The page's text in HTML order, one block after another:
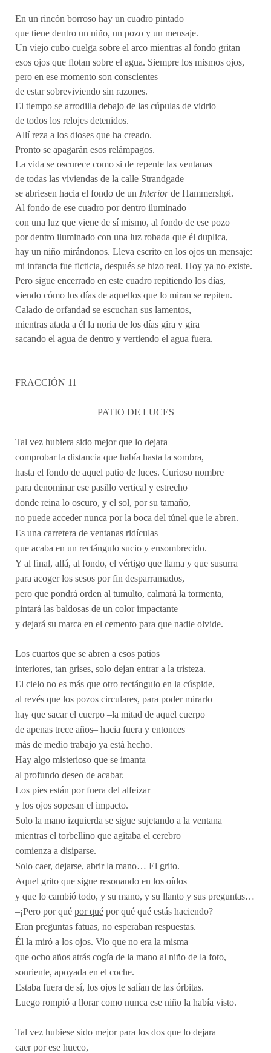
En un rincón borroso hay un cuadro pintado
que tiene dentro un niño, un pozo y un mensaje.
Un viejo cubo cuelga sobre el arco mientras al fondo gritan
esos ojos que flotan sobre el agua. Siempre los mismos ojos,
pero en ese momento son conscientes
de estar sobreviviendo sin razones.
El tiempo se arrodilla debajo de las cúpulas de vidrio
de todos los relojes detenidos.
Allí reza a los dioses que ha creado.
Pronto se apagarán esos relámpagos.
La vida se oscurece como si de repente las ventanas
de todas las viviendas de la calle Strandgade
se abriesen hacia el fondo de un Interiorde Hammershøi.
Al fondo de ese cuadro por dentro iluminado
con una luz que viene de sí mismo, al fondo de ese pozo
por dentro iluminado con una luz robada que él duplica,
hay un niño mirándonos. Lleva escrito en los ojos un mensaje:
mi infancia fue ficticia, después se hizo real. Hoy ya no existe.
Pero sigue encerrado en este cuadro repitiendo los días,
viendo cómo los días de aquellos que lo miran se repiten.
Calado de orfandad se escuchan sus lamentos,
mientras atada a él la noria de los días gira y gira
sacando el agua de dentro y vertiendo el agua fuera.
FRACCIÓN 11
PATIO DE LUCES
Tal vez hubiera sido mejor que lo dejara
comprobar la distancia que había hasta la sombra,
hasta el fondo de aquel patio de luces. Curioso nombre
para denominar ese pasillo vertical y estrecho
donde reina lo oscuro, y el sol, por su tamaño,
no puede acceder nunca por la boca del túnel que le abren.
Es una carretera de ventanas ridículas
que acaba en un rectángulo sucio y ensombrecido.
Y al final, allá, al fondo, el vértigo que llama y que susurra
para acoger los sesos por fin desparramados,
pero que pondrá orden al tumulto, calmará la tormenta,
pintará las baldosas de un color impactante
y dejará su marca en el cemento para que nadie olvide.
Los cuartos que se abren a esos patios
interiores, tan grises, solo dejan entrar a la tristeza.
El cielo no es más que otro rectángulo en la cúspide,
al revés que los pozos circulares, para poder mirarlo
hay que sacar el cuerpo –la mitad de aquel cuerpo
de apenas trece años– hacia fuera y entonces
más de medio trabajo ya está hecho.
Hay algo misterioso que se imanta
al profundo deseo de acabar.
Los pies están por fuera del alfeizar
y los ojos sopesan el impacto.
Solo la mano izquierda se sigue sujetando a la ventana
mientras el torbellino que agitaba el cerebro
comienza a disiparse.
Solo caer, dejarse, abrir la mano… El grito.
Aquel grito que sigue resonando en los oídos
y que lo cambió todo, y su mano, y su llanto y sus preguntas…
–¡Pero por qué por qué por qué qué estás haciendo?
Eran preguntas fatuas, no esperaban respuestas.
Él la miró a los ojos. Vio que no era la misma
que ocho años atrás cogía de la mano al niño de la foto,
sonriente, apoyada en el coche.
Estaba fuera de sí, los ojos le salían de las órbitas.
Luego rompió a llorar como nunca ese niño la había visto.
Tal vez hubiese sido mejor para los dos que lo dejara
caer por ese hueco,